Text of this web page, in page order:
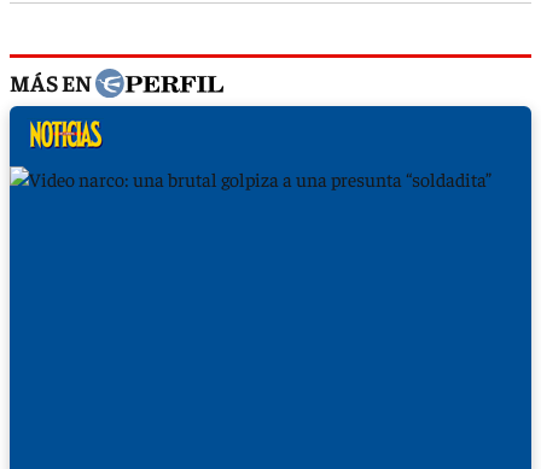
MÁS EN